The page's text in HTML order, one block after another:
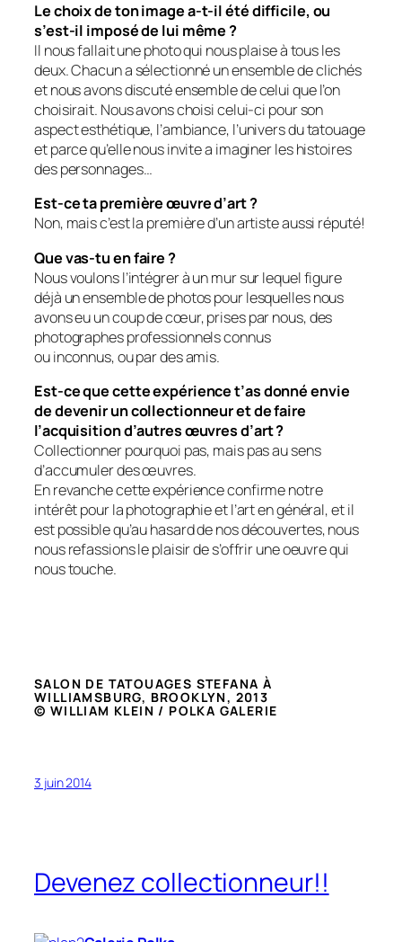
Le choix de ton image a-t-il été difficile, ou
s’est-il imposé de lui même ?
Il nous fallait une photo qui nous plaise à tous les
deux. Chacun a sélectionné un ensemble de clichés
et nous avons discuté ensemble de celui que l’on
choisirait. Nous avons choisi celui-ci pour son
aspect esthétique, l’ambiance, l’univers du tatouage
et parce qu’elle nous invite a imaginer les histoires
des personnages…
Est-ce ta première œuvre d’art ?
Non, mais c’est la première d’un artiste aussi réputé!
Que vas-tu en faire ?
Nous voulons l’intégrer à un mur sur lequel figure
déjà un ensemble de photos pour lesquelles nous
avons eu un coup de cœur, prises par nous, des
photographes professionnels connus
ou inconnus, ou par des amis.
Est-ce que cette expérience t’as donné envie
de devenir un collectionneur et de faire
l’acquisition d’autres œuvres d’art ?
Collectionner pourquoi pas, mais pas au sens
d’accumuler des œuvres.
En revanche cette expérience confirme notre
intérêt pour la photographie et l’art en général, et il
est possible qu’au hasard de nos découvertes, nous
nous refassions le plaisir de s’offrir une oeuvre qui
nous touche.
SALON DE TATOUAGES STEFANA À
WILLIAMSBURG, BROOKLYN, 2013
© WILLIAM KLEIN / POLKA GALERIE
3 juin 2014
Devenez collectionneur!!